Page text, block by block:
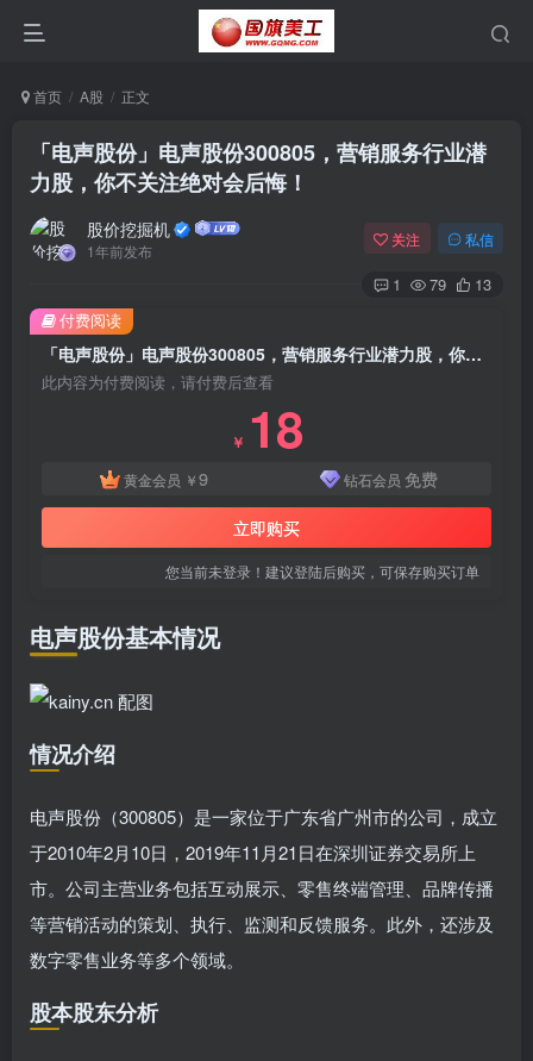
首页 A股 正文
「电声股份」电声股份300805，营销服务行业潜
力股，你不关注绝对会后悔！
股价挖掘机
1年前发布
关注 私信
1 79 13
「电声股份」电声股份300805，营销服务行业潜力股，你不关注绝对会后悔！
此内容为付费阅读，请付费后查看
￥ 18
黄金会员 ￥9 钻石会员 免费
立即购买
您当前未登录！建议登陆后购买，可保存购买订单
付费阅读
电声股份基本情况
情况介绍
电声股份（300805）是一家位于广东省广州市的公司，成立
于2010年2月10日，2019年11月21日在深圳证券交易所上
市。公司主营业务包括互动展示、零售终端管理、品牌传播
等营销活动的策划、执行、监测和反馈服务。此外，还涉及
数字零售业务等多个领域。
股本股东分析